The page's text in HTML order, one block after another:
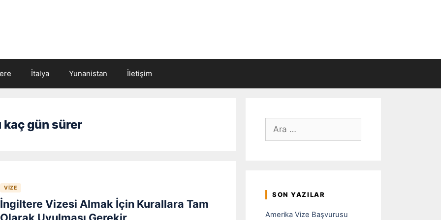
İtalya Yunanistan İletişim
gün sürer
VIZE
İngiltere Vizesi Almak İçin Kurallara Tam
Olarak Uyulması Gerekir
ara
SON YAZILAR
Amerika Vize Başvurusu